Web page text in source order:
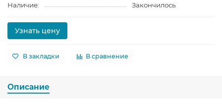
Наличие:
Закончилось
Узнать цену
В закладки В сравнение
Описание